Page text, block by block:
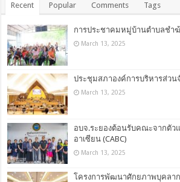
Recent Popular Comments Tags
การประชาคมหมู่บ้านตำบลชำ
March 13, 2025
ประชุมสภาองค์การบริหารส่วน
March 13, 2025
อบจ.ระยองต้อนรับคณะจากตัว
อาเซียน (CABC)
March 13, 2025
โครงการพัฒนาศักยภาพบุคลา